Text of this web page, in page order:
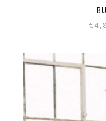
€